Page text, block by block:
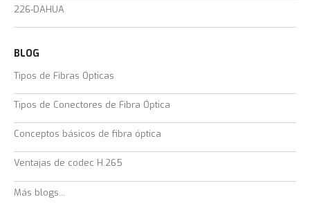
226-DAHUA
BLOG
Tipos de Fibras Ópticas
Tipos de Conectores de Fibra Óptica
Conceptos básicos de fibra óptica
Ventajas de codec H.265
Más blogs...